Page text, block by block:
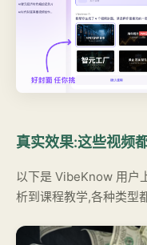
真实效果:这些视频
以下是 VibeKnow 用户
析到课程教学,各种类型